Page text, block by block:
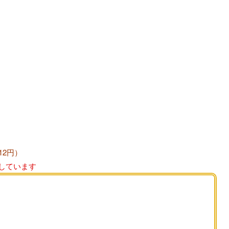
円）
ています